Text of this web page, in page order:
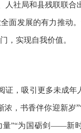
人社局和县残联联
面发展的有力推动
，实现自我价值。
证，吸引更多未成年
浓，书香伴你迎新岁
量”“为国砺剑 ——新